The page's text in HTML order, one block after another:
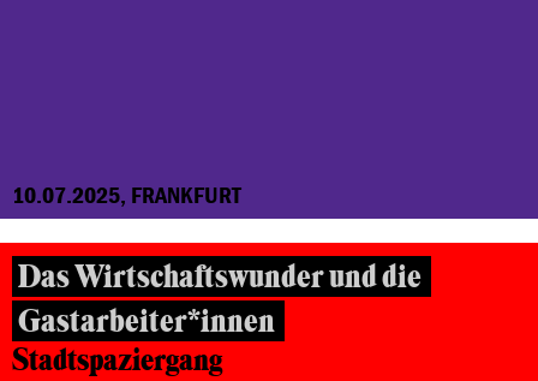
10.07.2025, FRANKFURT
Das Wirtschaftswunder und die
Gastarbeiter*innen
Stadtspaziergang